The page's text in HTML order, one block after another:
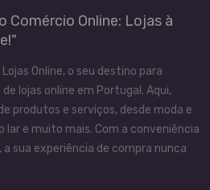
Comércio Online: Lojas à
Online, o seu destino para
lojas online em Portugal. Aqui,
produtos e serviços, desde moda e
e muito mais. Com a conveniência
sua experiência de compra nunca